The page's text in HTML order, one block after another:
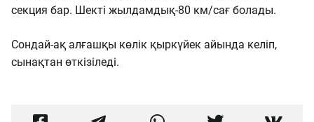
секция бар. Шекті жылдамдық-80 км/сағ болады.
Сондай-ақ алғашқы көлік қыркүйек айында келіп,
сынақтан өткізіледі.